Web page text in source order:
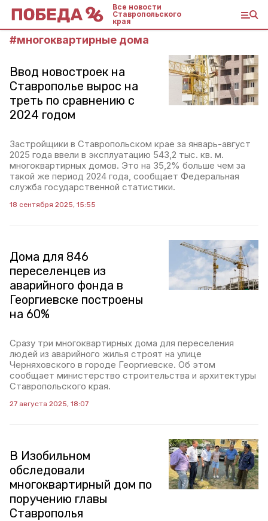
Все новости
Ставропольского
края
#многоквартирные дома
Ввод новостроек на
Ставрополье вырос на
треть по сравнению с
2024 годом
Застройщики в Ставропольском крае за январь-август
2025 года ввели в эксплуатацию 543,2 тыс. кв. м.
многоквартирных домов. Это на 35,2% больше чем за
такой же период 2024 года, сообщает Федеральная
служба государственной статистики.
18 сентября 2025, 15:55
Дома для 846
переселенцев из
аварийного фонда в
Георгиевске построены
на 60%
Сразу три многоквартирных дома для переселения
людей из аварийного жилья строят на улице
Черняховского в городе Георгиевске. Об этом
сообщает министерство строительства и архитектуры
Ставропольского края.
27 августа 2025, 18:07
В Изобильном
обследовали
многоквартирный дом по
поручению главы
Ставрополья